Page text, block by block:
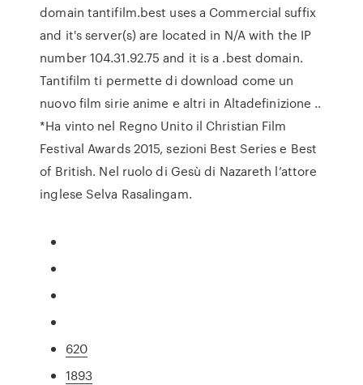
domain tantifilm.best uses a Commercial suffix
and it's server(s) are located in N/A with the IP
number 104.31.92.75 and it is a .best domain.
Tantifilm ti permette di download come un
nuovo film sirie anime e altri in Altadefinizione ..
*Ha vinto nel Regno Unito il Christian Film
Festival Awards 2015, sezioni Best Series e Best
of British. Nel ruolo di Gesù di Nazareth l’attore
inglese Selva Rasalingam.
620
1893